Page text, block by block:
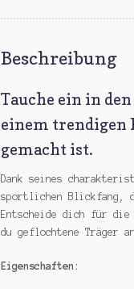
Beschreibung
Tauche ein in
einem trendigen
gemacht ist.
Dank seines
sportlichen Blickfang,
Entscheide dich für die
du geflochtene Träger
Eigenschaften: